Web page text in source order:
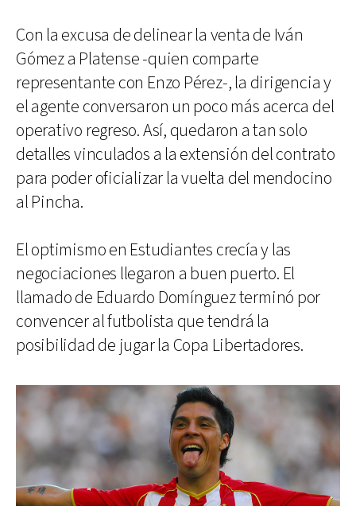
Con la excusa de delinear la venta de Iván
Gómez a Platense -quien comparte
representante con Enzo Pérez-, la dirigencia y
el agente conversaron un poco más acerca del
operativo regreso. Así, quedaron a tan solo
detalles vinculados a la extensión del contrato
para poder oficializar la vuelta del mendocino
al Pincha.
El optimismo en Estudiantes crecía y las
negociaciones llegaron a buen puerto. El
llamado de Eduardo Domínguez terminó por
convencer al futbolista que tendrá la
posibilidad de jugar la Copa Libertadores.